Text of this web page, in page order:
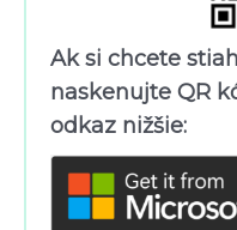
Ak si chcete
naskenujte QR
odkaz nižšie: